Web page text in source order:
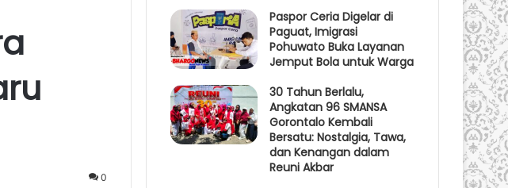
0
Paspor Ceria Digelar di
Paguat, Imigrasi
Pohuwato Buka Layanan
Jemput Bola untuk Warga
30 Tahun Berlalu,
Angkatan 96 SMANSA
Gorontalo Kembali
Bersatu: Nostalgia, Tawa,
dan Kenangan dalam
Reuni Akbar